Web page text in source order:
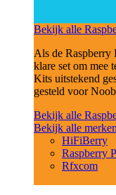
Bekijk alle
Als de Raspberry
klare set om mee
Kits uitstekend
gesteld voor
Bekijk alle
Bekijk alle merken
HiFiBerry
Raspberry
Rfxcom